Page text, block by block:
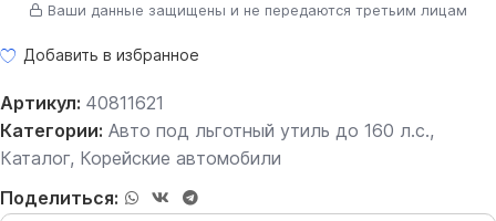
Ваши данные защищены и не передаются третьим лицам
Добавить в избранное
Артикул: 40811621
Категории: Авто под льготный утиль до 160 л.с.,
Каталог, Корейские автомобили
Поделиться: